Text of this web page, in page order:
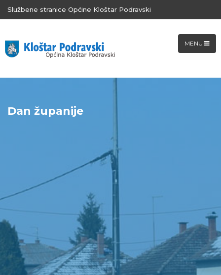
Službene stranice Općine Kloštar Podravski
MENU
Dan županije